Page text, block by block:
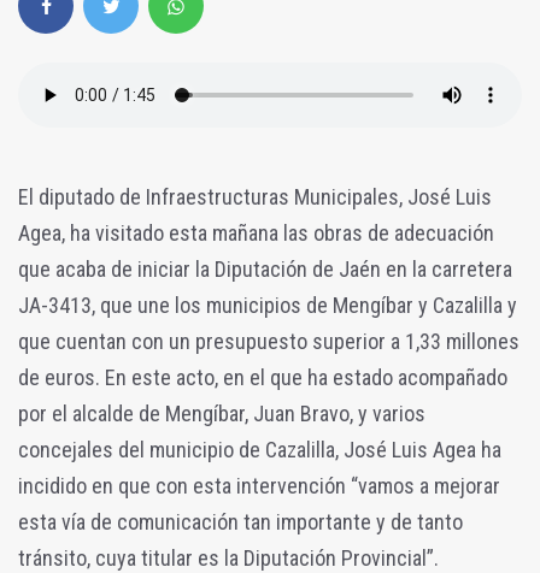
El diputado de Infraestructuras Municipales, José Luis
Agea, ha visitado esta mañana las obras de adecuación
que acaba de iniciar la Diputación de Jaén en la carretera
JA-3413, que une los municipios de Mengíbar y Cazalilla y
que cuentan con un presupuesto superior a 1,33 millones
de euros. En este acto, en el que ha estado acompañado
por el alcalde de Mengíbar, Juan Bravo, y varios
concejales del municipio de Cazalilla, José Luis Agea ha
incidido en que con esta intervención “vamos a mejorar
esta vía de comunicación tan importante y de tanto
tránsito, cuya titular es la Diputación Provincial”.